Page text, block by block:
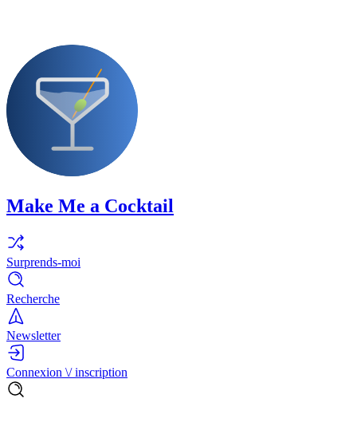
Make Me a Cocktail
Surprends-moi
Recherche
Newsletter
Connexion \/ inscription